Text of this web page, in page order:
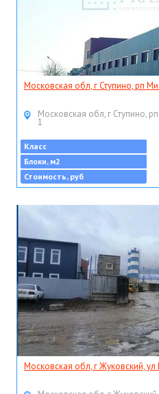
Московская обл, г Ступино, рп
Московская обл, г Ступино,
1
Класс
Блоки, м2
Стоимость, руб
Московская обл, г Жуковский,